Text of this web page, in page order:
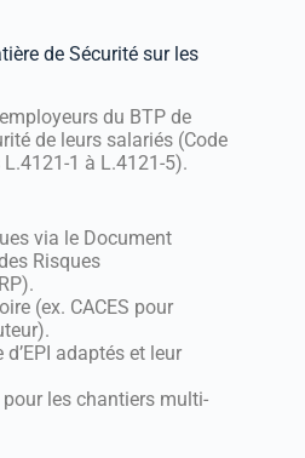
de Sécurité sur les
du BTP de
de leurs salariés (Code
1 à L.4121-5).
via le Document
Risques
(ex. CACES pour
adaptés et leur
les chantiers multi-